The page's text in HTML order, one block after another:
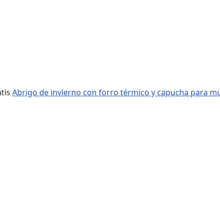
Abrigo de invierno con forro térmico y capucha para